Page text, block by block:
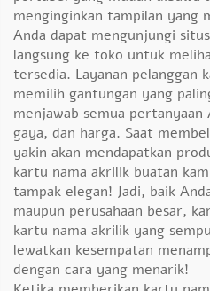
menginginkan tampilan yang
Anda dapat mengunjungi
langsung ke toko untuk
tersedia. Layanan pelanggan
memilih gantungan yang
menjawab semua pertanyaan
gaya, dan harga. Saat
yakin akan mendapatkan
kartu nama akrilik buatan
tampak elegan! Jadi, baik
maupun perusahaan besar,
kartu nama akrilik yang
lewatkan kesempatan
dengan cara yang menarik!